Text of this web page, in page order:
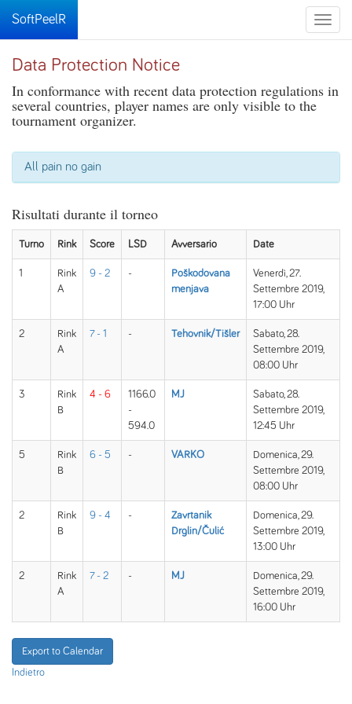
Toggle
SoftPeelR
Data Protection Notice
In conformance with recent data protection regulations in
several countries, player names are only visible to the
tournament organizer.
All pain no gain
Risultati durante il torneo
Turno Rink Score LSD Avversario Date
1
Rink
A
9 - 2 -
Poškodovana
menjava
Venerdì, 27.
Settembre 2019,
17:00 Uhr
2
Rink
A
7 - 1 - Tehovnik/Tišler
Sabato, 28.
Settembre 2019,
08:00 Uhr
3
Rink
B
4 - 6
1166.0
-
594.0
MJ
Sabato, 28.
Settembre 2019,
12:45 Uhr
5
Rink
B
6 - 5 - VARKO
Domenica, 29.
Settembre 2019,
08:00 Uhr
2
Rink
B
9 - 4 -
Zavrtanik
Drglin/Čulić
Domenica, 29.
Settembre 2019,
13:00 Uhr
2
Rink
A
7 - 2 - MJ
Domenica, 29.
Settembre 2019,
16:00 Uhr
Export to Calendar
Indietro